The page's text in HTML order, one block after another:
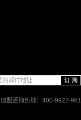
加盟咨询热线：400-9922-961